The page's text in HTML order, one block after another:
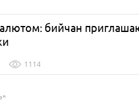
бийчан
1114